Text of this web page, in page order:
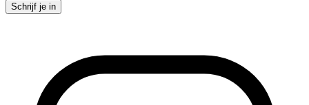
Schrijf je in